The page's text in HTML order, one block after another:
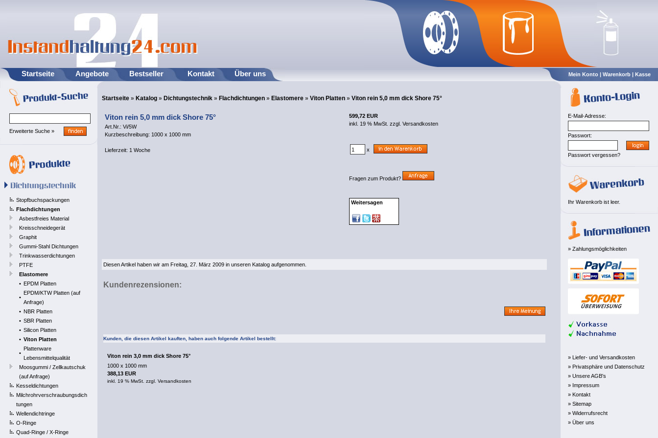
Startseite Angebote Bestseller Kontakt Über uns Mein Konto | Warenkorb | Kasse
Erweiterte Suche »
Stopfbuchspackungen
Flachdichtungen
Asbestfreies Material
Kreisschneidegerät
Graphit
Gummi-Stahl Dichtungen
Trinkwasserdichtungen
PTFE
Elastomere
• EPDM Platten
•
EPDM/KTW Platten (auf
Anfrage)
• NBR Platten
• SBR Platten
• Silicon Platten
• Viton Platten
•
Plattenware
Lebensmittelqualität
Moosgummi / Zellkautschuk
(auf Anfrage)
Kesseldichtungen
Milchrohrverschraubungsdich
tungen
Wellendichtringe
O-Ringe
Quad-Ringe / X-Ringe
Startseite » Katalog » Dichtungstechnik » Flachdichtungen » Elastomere » Viton Platten » Viton rein 5,0 mm dick Shore 75°
Viton rein 5,0 mm dick Shore 75°
Art.Nr.: Vi/5W
Kurzbeschreibung: 1000 x 1000 mm
Lieferzeit: 1 Woche
599,72 EUR
inkl. 19 % MwSt. zzgl. Versandkosten
x
Fragen zum Produkt?
Weitersagen
Diesen Artikel haben wir am Freitag, 27. März 2009 in unseren Katalog aufgenommen.
Kundenrezensionen:
Kunden, die diesen Artikel kauften, haben auch folgende Artikel bestellt:
Viton rein 3,0 mm dick Shore 75°
1000 x 1000 mm
388,13 EUR
inkl. 19 % MwSt. zzgl. Versandkosten
E-Mail-Adresse:
Passwort:
Passwort vergessen?
Ihr Warenkorb ist leer.
» Zahlungsmöglichkeiten
» Liefer- und Versandkosten
» Privatsphäre und Datenschutz
» Unsere AGB's
» Impressum
» Kontakt
» Sitemap
» Widerrufsrecht
» Über uns